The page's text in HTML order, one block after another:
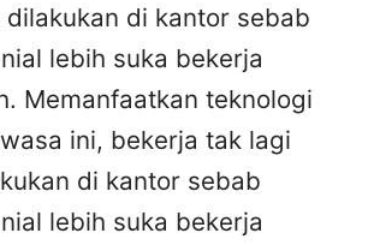
dilakukan di kantor sebab
lebih suka bekerja
Memanfaatkan teknologi
ini, bekerja tak lagi
di kantor sebab
lebih suka bekerja